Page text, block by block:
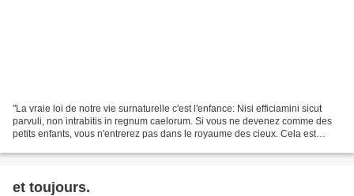
"La vraie loi de notre vie surnaturelle c'est l'enfance: Nisi efficiamini sicut
parvuli, non intrabitis in regnum caelorum. Si vous ne devenez comme des
petits enfants, vous n'entrerez pas dans le royaume des cieux. Cela est
et toujours.